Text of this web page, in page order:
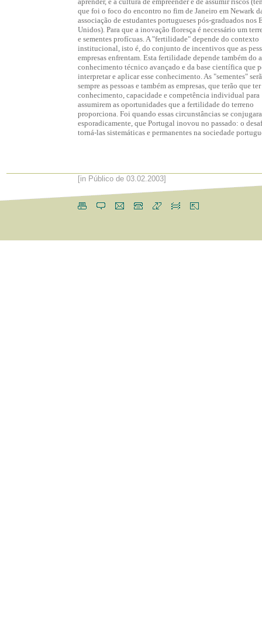
que foi o foco do encontro no fim de Janeiro em Newark
associação de estudantes portugueses pós-graduados nos
Unidos). Para que a inovação floresça é necessário um
e sementes profícuas. A "fertilidade" depende do contexto
institucional, isto é, do conjunto de incentivos que as
empresas enfrentam. Esta fertilidade depende também do
conhecimento técnico avançado e da base científica que
interpretar e aplicar esse conhecimento. As "sementes"
sempre as pessoas e também as empresas, que terão que ter
conhecimento, capacidade e competência individual para
assumirem as oportunidades que a fertilidade do terreno
proporciona. Foi quando essas circunstâncias se
esporadicamente, que Portugal inovou no passado: o
torná-las sistemáticas e permanentes na sociedade
[in Público de 03.02.2003]